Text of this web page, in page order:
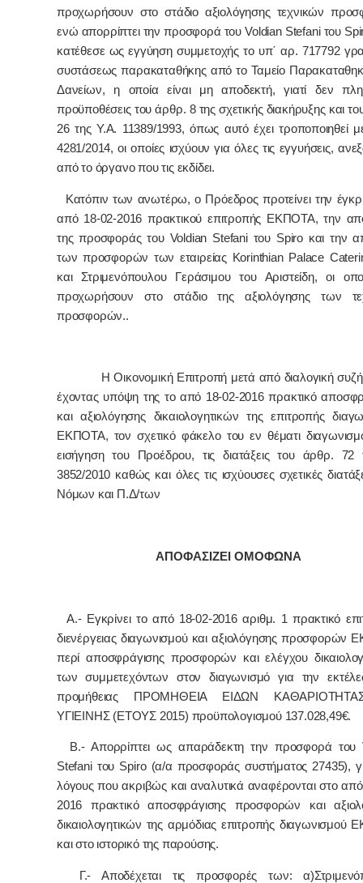
προχωρήσουν στο στάδιο αξιολόγησης τεχνικών
ενώ απορρίπτει την προσφορά τουVoldian Stefani του
κατέθεσε ως εγγύηση συμμετοχής το υπ΄ αρ. 717792
συστάσεως παρακαταθήκης από το Ταμείο
Δανείων, η οποία είναι μη αποδεκτή, γιατί δεν
προϋποθέσεις του άρθρ. 8 της σχετικής διακήρυξης και
26 της Υ.Α. 11389/1993, όπως αυτό έχει τροποποιηθεί
4281/2014, οι οποίες ισχύουν για όλες τις εγγυήσεις,
από το όργανο που τις εκδίδει.
Κατόπιν των ανωτέρω, ο Πρόεδρος προτείνει την
από 18-02-2016 πρακτικού επιτροπής ΕΚΠΟΤΑ, την
της προσφοράς του Voldian Stefaniτου Spiroκαι την
των προσφορών των εταιρείας Korinthian Palace
και Στριμενόπουλου Γεράσιμου του Αριστείδη, οι
προχωρήσουν στο στάδιο της αξιολόγησης των
προσφορών..
Η Οικονομική Επιτροπή μετά από διαλογική
έχοντας υπόψη της το από 18-02-2016 πρακτικό
και αξιολόγησης δικαιολογητικών της επιτροπής
ΕΚΠΟΤΑ, τον σχετικό φάκελο του εν θέματι
εισήγηση του Προέδρου, τις διατάξεις του άρθρ.
3852/2010 καθώς και όλες τις ισχύουσες σχετικές
Νόμων και Π.Δ/των
ΑΠΟΦΑΣΙΖΕΙ ΟΜΟΦΩΝΑ
Α.- Εγκρίνει το από 18-02-2016 αριθμ. 1 πρακτικό
διενέργειας διαγωνισμού και αξιολόγησης προσφορών
περί αποσφράγισης προσφορών και ελέγχου
των συμμετεχόντων στον διαγωνισμό για την
προμήθειας ΠΡΟΜΗΘΕΙΑ ΕΙΔΩΝ
ΥΓΙΕΙΝΗΣ (ΕΤΟΥΣ 2015) προϋπολογισμού 137.028,49€.
Β.- Απορρίπτει ως απαράδεκτη την προσφορά του
Stefani του Spiro(α/α προσφοράς συστήματος 27435),
λόγους που ακριβώς και αναλυτικά αναφέρονται στο
2016 πρακτικό αποσφράγισης προσφορών και
δικαιολογητικών της αρμόδιας επιτροπής διαγωνισμού
και στο ιστορικό της παρούσης.
Γ.- Αποδέχεται τις προσφορές των: